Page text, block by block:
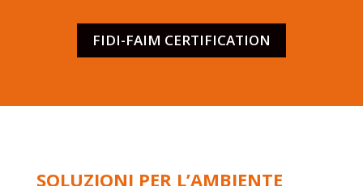
FIDI-FAIM CERTIFICATION
SOLUZIONI PER L’AMBIENTE